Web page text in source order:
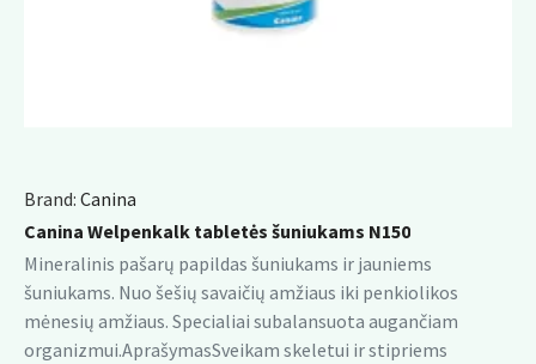
Brand: Canina
Canina Welpenkalk tabletės šuniukams N150
Mineralinis pašarų papildas šuniukams ir jauniems
šuniukams. Nuo šešių savaičių amžiaus iki penkiolikos
mėnesių amžiaus. Specialiai subalansuota augančiam
organizmui.AprašymasSveikam skeletui ir stipriems